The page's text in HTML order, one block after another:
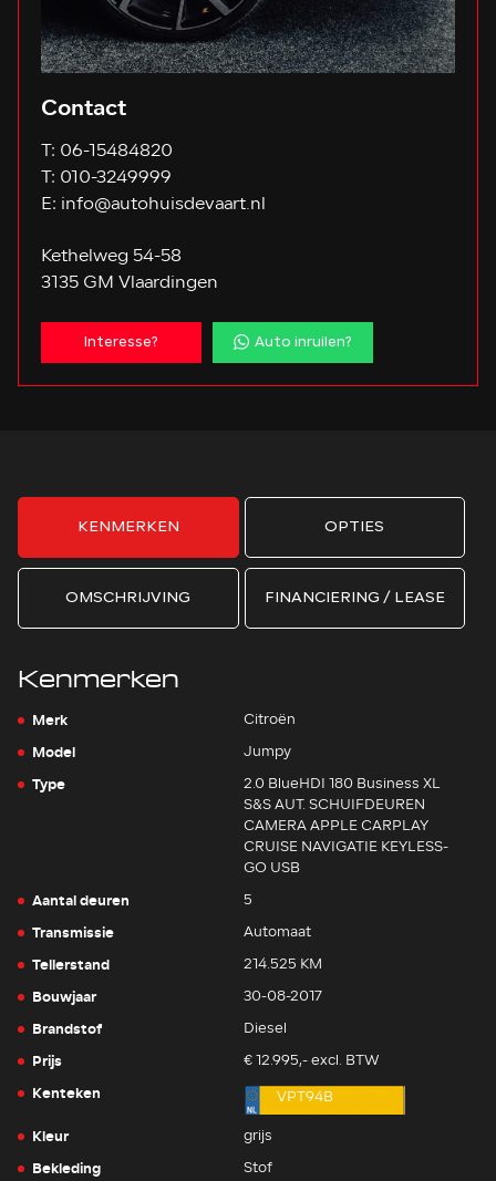
Contact
T: 06-15484820
T: 010-3249999
E: info@autohuisdevaart.nl
Kethelweg 54-58
3135 GM Vlaardingen
Interesse? Auto inruilen?
KENMERKEN OPTIES
OMSCHRIJVING FINANCIERING / LEASE
Kenmerken
Merk Citroën
Model Jumpy
Type
2.0 BlueHDI 180 Business XL
S&S AUT. SCHUIFDEUREN
CAMERA APPLE CARPLAY
CRUISE NAVIGATIE KEYLESS-
GO USB
Aantal deuren 5
Transmissie Automaat
Tellerstand 214.525 KM
Bouwjaar 30-08-2017
Brandstof Diesel
Prijs € 12.995,- excl. BTW
Kenteken VPT94B
Kleur grijs
Bekleding Stof